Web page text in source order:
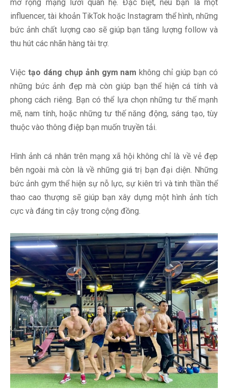
mở rộng mạng lưới quan hệ. Đặc biệt, nếu bạn là một
influencer, tài khoản TikTok hoặc Instagram thể hình, những
bức ảnh chất lượng cao sẽ giúp bạn tăng lượng follow và
thu hút các nhãn hàng tài trợ.
Việc tạo dáng chụp ảnh gym nam không chỉ giúp bạn có
những bức ảnh đẹp mà còn giúp bạn thể hiện cá tính và
phong cách riêng. Bạn có thể lựa chọn những tư thế mạnh
mẽ, nam tính, hoặc những tư thế năng động, sáng tạo, tùy
thuộc vào thông điệp bạn muốn truyền tải.
Hình ảnh cá nhân trên mạng xã hội không chỉ là về vẻ đẹp
bên ngoài mà còn là về những giá trị bạn đại diện. Những
bức ảnh gym thể hiện sự nỗ lực, sự kiên trì và tinh thần thể
thao cao thượng sẽ giúp bạn xây dựng một hình ảnh tích
cực và đáng tin cậy trong cộng đồng.